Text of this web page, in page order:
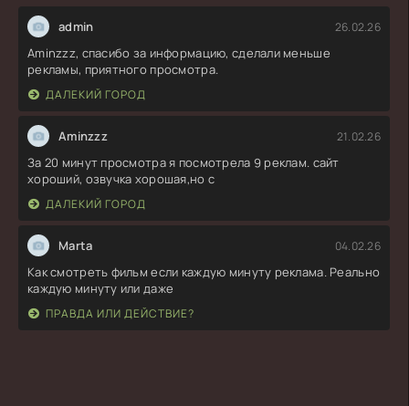
admin 26.02.26
Aminzzz, спасибо за информацию, сделали меньше
рекламы, приятного просмотра.
ДАЛЕКИЙ ГОРОД
Aminzzz 21.02.26
За 20 минут просмотра я посмотрела 9 реклам. сайт
хороший, озвучка хорошая,но с
ДАЛЕКИЙ ГОРОД
Marta 04.02.26
Как смотреть фильм если каждую минуту реклама. Реально
каждую минуту или даже
ПРАВДА ИЛИ ДЕЙСТВИЕ?